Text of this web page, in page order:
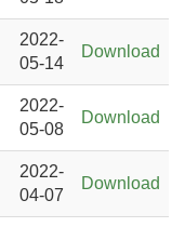
2022-
05-14
Download
2022-
05-08
Download
2022-
04-07
Download